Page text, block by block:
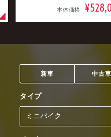
本体価格
新車 中古車
タイプ